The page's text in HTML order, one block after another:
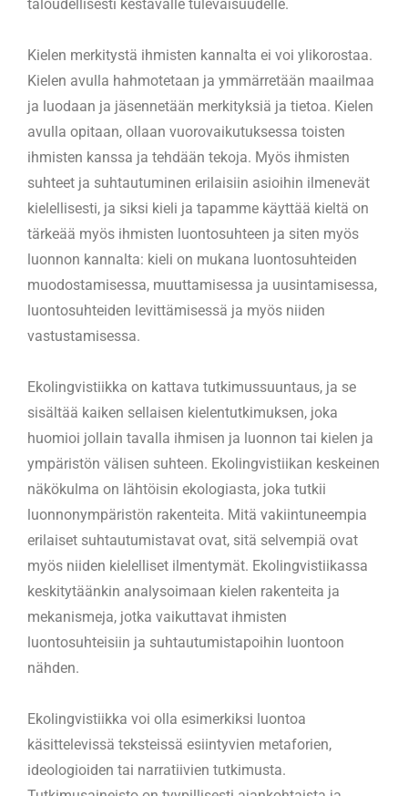
taloudellisesti kestävälle tulevaisuudelle.
Kielen merkitystä ihmisten kannalta ei voi ylikorostaa.
Kielen avulla hahmotetaan ja ymmärretään maailmaa
ja luodaan ja jäsennetään merkityksiä ja tietoa. Kielen
avulla opitaan, ollaan vuorovaikutuksessa toisten
ihmisten kanssa ja tehdään tekoja. Myös ihmisten
suhteet ja suhtautuminen erilaisiin asioihin ilmenevät
kielellisesti, ja siksi kieli ja tapamme käyttää kieltä on
tärkeää myös ihmisten luontosuhteen ja siten myös
luonnon kannalta: kieli on mukana luontosuhteiden
muodostamisessa, muuttamisessa ja uusintamisessa,
luontosuhteiden levittämisessä ja myös niiden
vastustamisessa.
Ekolingvistiikka on kattava tutkimussuuntaus, ja se
sisältää kaiken sellaisen kielentutkimuksen, joka
huomioi jollain tavalla ihmisen ja luonnon tai kielen ja
ympäristön välisen suhteen. Ekolingvistiikan keskeinen
näkökulma on lähtöisin ekologiasta, joka tutkii
luonnonympäristön rakenteita. Mitä vakiintuneempia
erilaiset suhtautumistavat ovat, sitä selvempiä ovat
myös niiden kielelliset ilmentymät. Ekolingvistiikassa
keskitytäänkin analysoimaan kielen rakenteita ja
mekanismeja, jotka vaikuttavat ihmisten
luontosuhteisiin ja suhtautumistapoihin luontoon
nähden.
Ekolingvistiikka voi olla esimerkiksi luontoa
käsittelevissä teksteissä esiintyvien metaforien,
ideologioiden tai narratiivien tutkimusta.